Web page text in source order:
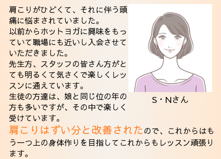
S・Nさん
肩こりがひどくて、それに伴う頭
痛に悩まされていました。
以前からホットヨガに興味をもっ
ていて職場にも近いし入会させて
いただきました。
先生方、スタッフの皆さん方がと
ても明るくて気さくで楽しくレッ
スンに通えています。
生徒の方達は、娘と同じ位の年の
方も多いですが、その中で楽しく
受けています。
肩こりはずい分と改善されたので、これからはも
う一つ上の身体作りを目指してこれからもレッスン頑張り
ます。